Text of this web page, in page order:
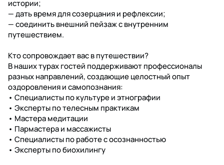
истории;
— дать время для созерцания и рефлексии;
— соединить внешний пейзаж с внутренним
путешествием.
Кто сопровождает вас в путешествии?
В наших турах гостей поддерживают профессионалы
разных направлений, создающие целостный опыт
оздоровления и самопознания:
• Специалисты по культуре и этнографии
• Эксперты по телесным практикам
• Мастера медитации
• Пармастера и массажисты
• Специалисты по работе с осознанностью
• Эксперты по биохилингу